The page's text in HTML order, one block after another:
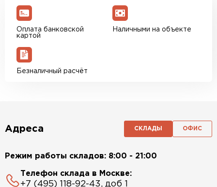
Оплата банковской
картой
Наличными на объекте
Безналичный расчёт
Адреса СКЛАДЫ ОФИС
Режим работы складов: 8:00 - 21:00
Телефон склада в Москве:
+7 (495) 118-92-43, доб 1